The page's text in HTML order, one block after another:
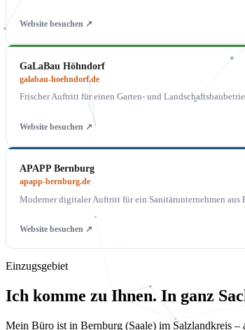
Website besuchen ↗
GaLaBau Höhndorf
galabau-hoehndorf.de
Frischer Auftritt für einen Garten- und
Website besuchen ↗
APAPP Bernburg
apapp-bernburg.de
Moderner digitaler Auftritt für ein Sanitärunternehmen aus
Website besuchen ↗
Einzugsgebiet
Ich komme zu Ihnen. In ganz
Mein Büro ist in Bernburg (Saale) im Salzlandkreis